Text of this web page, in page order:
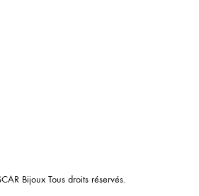
Bijoux Tous droits réservés.